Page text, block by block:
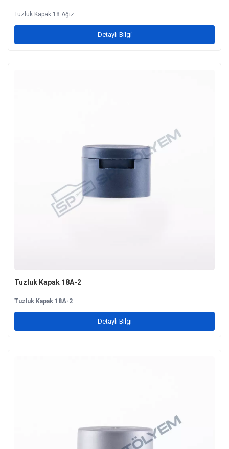
Tuzluk Kapak 18 Ağız
Detaylı Bilgi
Tuzluk Kapak 18A-2
Tuzluk Kapak 18A-2
Detaylı Bilgi